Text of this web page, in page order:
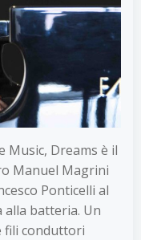
Music, Dreams è il
Manuel Magrini
Ponticelli al
batteria. Un
fili conduttori